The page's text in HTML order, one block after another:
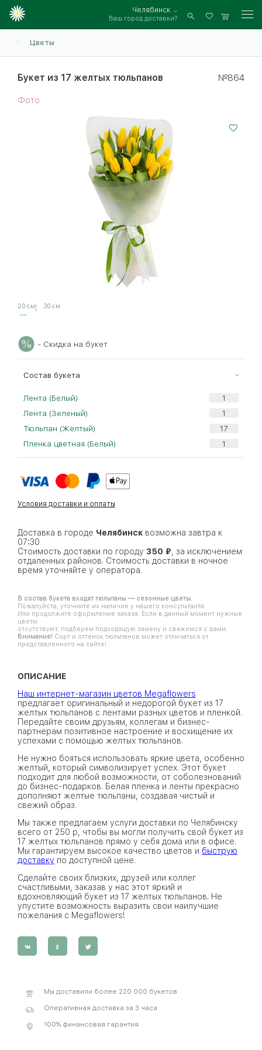
Челябинск
Ваш город доставки? Войти
Цветы
Букет из 17 желтых тюльпанов №864
Фото
20 см 30 см
- Скидка на букет
Cостав букета
Лента (Белый)
Лента (Зеленый)
Тюльпан (Желтый)
Пленка цветная (Белый)
Условия доставки и оплаты
Доставка в городе Челябинск возможна завтра к
07:30
Стоимость доставки по городу 350 ₽ , за исключением
отдаленных районов. Стоимость доставки в ночное
время уточняйте у оператора.
В состав букета входят тюльпаны — сезонные цветы.
Пожалуйста, уточните их наличие у нашего консультанта.
Или продолжите оформление заказа. Если в данный момент нужные
цветы
отсутствуют, подберём подходящую замену и свяжемся с вами.
Внимание! Сорт и оттенок тюльпанов может отличаться от
представленного на сайте!
ОПИСАНИЕ
Наш интернет-магазин цветов Megaflowers
предлагает оригинальный и недорогой букет из 17
желтых тюльпанов с лентами разных цветов и пленкой.
Передайте своим друзьям, коллегам и бизнес-
партнерам позитивное настроение и восхищение их
успехами с помощью желтых тюльпанов.
Не нужно бояться использовать яркие цвета, особенно
желтый, который символизирует успех. Этот букет
подходит для любой возможности, от соболезнований
до бизнес-подарков. Белая пленка и ленты прекрасно
дополняют желтые тюльпаны, создавая чистый и
свежий образ.
Мы также предлагаем услуги доставки по Челябинску
всего от 250 р, чтобы вы могли получить свой букет из
17 желтых тюльпанов прямо у себя дома или в офисе.
Мы гарантируем высокое качество цветов и быструю
доставку по доступной цене.
Сделайте своих близких, друзей или коллег
счастливыми, заказав у нас этот яркий и
вдохновляющий букет из 17 желтых тюльпанов. Не
упустите возможность выразить свои наилучшие
пожелания с Megaflowers!
Мы доставили более 220 000 букетов
Оперативная доставка за 3 часа
100% финансовая гарантия